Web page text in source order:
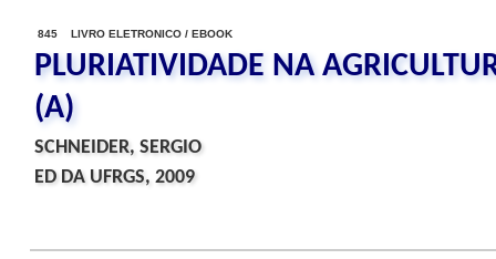
845 LIVRO ELETRONICO / EBOOK
PLURIATIVIDADE NA
(A)
SCHNEIDER, SERGIO
ED DA UFRGS, 2009